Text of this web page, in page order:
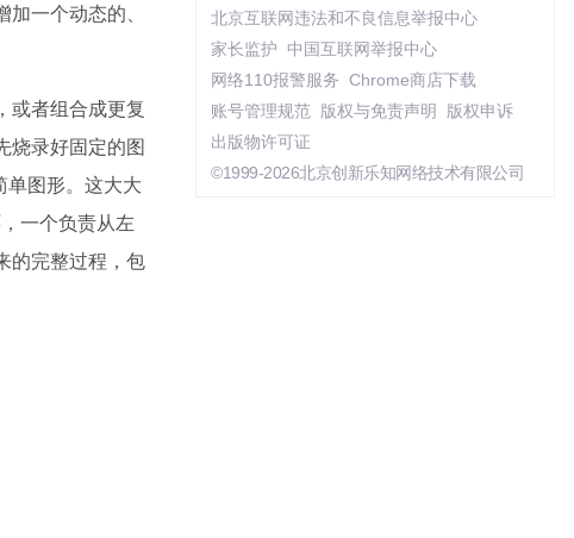
一个动态的、
或者组合成更复
烧录好固定的图
图形。这大大
一个负责从左
的完整过程，包
北京互联网违法和不良信息举报中心
家长监护
中国互联网举报中心
网络110报警服务 Chrome商店下载
账号管理规范
版权与免责声明
版权申诉
出版物许可证
©1999-2026北京创新乐知网络技术有限公司